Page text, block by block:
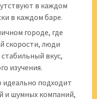
в каждом
в каждом баре.
городе, где
скорости, люди
вкус,
изучения.
идеально подходит
и шумных компаний,